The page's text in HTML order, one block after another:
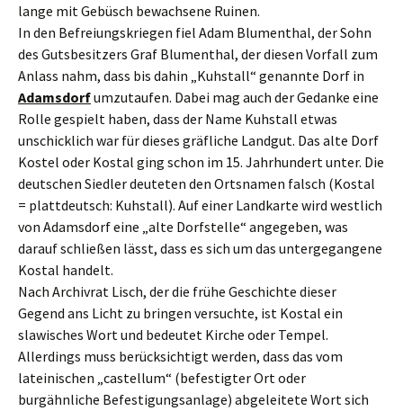
lange mit Gebüsch bewachsene Ruinen.
In den Befreiungskriegen fiel Adam Blumenthal, der Sohn
des Gutsbesitzers Graf Blumenthal, der diesen Vorfall zum
Anlass nahm, dass bis dahin „Kuhstall“ genannte Dorf in
Adamsdorfumzutaufen. Dabei mag auch der Gedanke eine
Rolle gespielt haben, dass der Name Kuhstall etwas
unschicklich war für dieses gräfliche Landgut. Das alte Dorf
Kostel oder Kostal ging schon im 15. Jahrhundert unter. Die
deutschen Siedler deuteten den Ortsnamen falsch (Kostal
= plattdeutsch: Kuhstall). Auf einer Landkarte wird westlich
von Adamsdorf eine „alte Dorfstelle“ angegeben, was
darauf schließen lässt, dass es sich um das untergegangene
Kostal handelt.
Nach Archivrat Lisch, der die frühe Geschichte dieser
Gegend ans Licht zu bringen versuchte, ist Kostal ein
slawisches Wort und bedeutet Kirche oder Tempel.
Allerdings muss berücksichtigt werden, dass das vom
lateinischen „castellum“ (befestigter Ort oder
burgähnliche Befestigungsanlage) abgeleitete Wort sich